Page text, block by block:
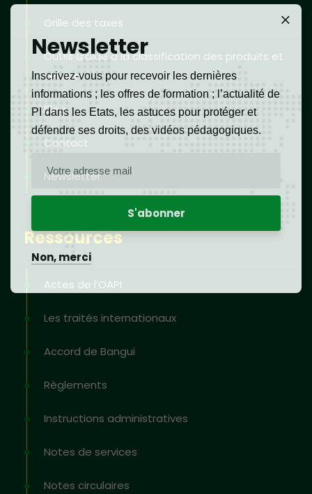
Grille des taxes
Outils d’aide à la classification des produits et
services
Blog
Contact
Newsletter
Ressources
Actes de l’OAPI
Les traités internationaux
Accord de Bangui
Règlements
Instructions administratives
Notes de services
Notes circulaires
Newsletter
Inscrivez-vous pour recevoir les dernières
informations ; les offres de formation ; l’actualité de
PI dans les Etats, les astuces pour protéger et
défendre ses droits, des vidéos pédagogiques.
Non, merci